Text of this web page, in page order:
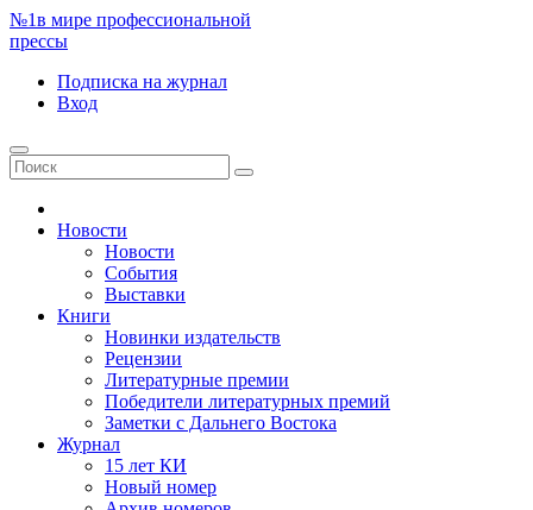
№1в мире профессиональной
прессы
Подписка на журнал
Вход
Новости
Новости
События
Выставки
Книги
Новинки издательств
Рецензии
Литературные премии
Победители литературных премий
Заметки с Дальнего Востока
Журнал
15 лет КИ
Новый номер